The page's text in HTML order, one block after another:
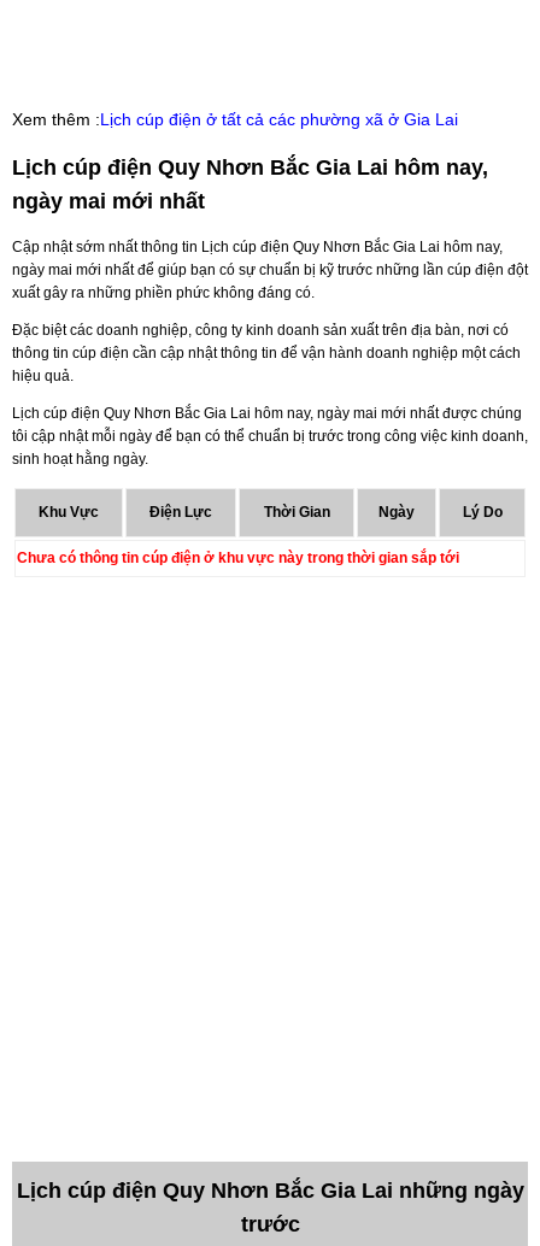
Xem thêm :Lịch cúp điện ở tất cả các phường xã ở Gia Lai
Lịch cúp điện Quy Nhơn Bắc Gia Lai hôm nay,
ngày mai mới nhất
Cập nhật sớm nhất thông tin Lịch cúp điện Quy Nhơn Bắc Gia Lai hôm nay,
ngày mai mới nhất để giúp bạn có sự chuẩn bị kỹ trước những lần cúp điện đột
xuất gây ra những phiền phức không đáng có.
Đặc biệt các doanh nghiệp, công ty kinh doanh sản xuất trên địa bàn, nơi có
thông tin cúp điện cần cập nhật thông tin để vận hành doanh nghiệp một cách
hiệu quả.
Lịch cúp điện Quy Nhơn Bắc Gia Lai hôm nay, ngày mai mới nhất được chúng
tôi cập nhật mỗi ngày để bạn có thể chuẩn bị trước trong công việc kinh doanh,
sinh hoạt hằng ngày.
Khu Vực Điện Lực Thời Gian Ngày Lý Do
Chưa có thông tin cúp điện ở khu vực này trong thời gian sắp tới
Lịch cúp điện Quy Nhơn Bắc Gia Lai những ngày
trước